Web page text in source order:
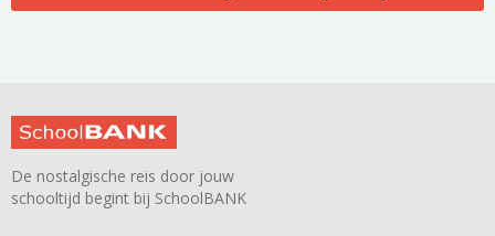
De nostalgische reis door jouw
schooltijd begint bij SchoolBANK